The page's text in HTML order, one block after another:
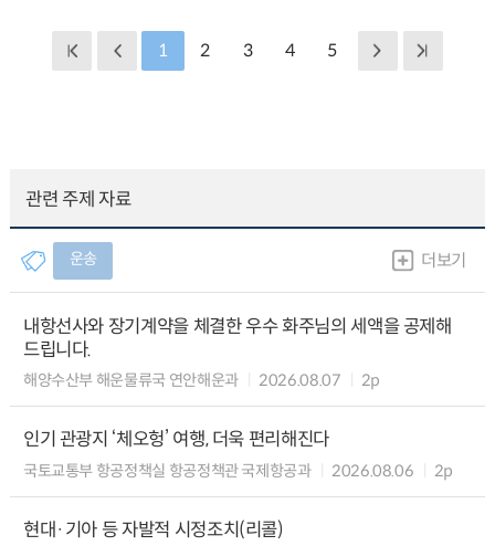
1 2 3 4 5
관련 주제 자료
운송 더보기
내항선사와 장기계약을 체결한 우수 화주님의 세액을 공제해
드립니다.
해양수산부 해운물류국 연안해운과 2026.08.07 2p
인기 관광지 ‘체오헝’ 여행, 더욱 편리해진다
국토교통부 항공정책실 항공정책관 국제항공과 2026.08.06 2p
현대·기아 등 자발적 시정조치(리콜)